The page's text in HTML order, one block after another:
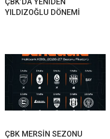
YILDIZOĞLU DÖNEMİ
ÇBK MERSİN SEZONU